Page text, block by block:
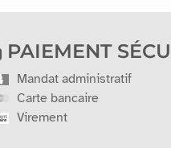
PAIEMENT
Mandat administratif
Carte bancaire
Virement